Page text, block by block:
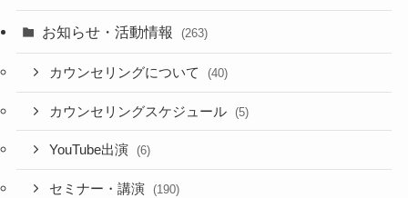
お知らせ・活動情報 (263)
カウンセリングについて (40)
カウンセリングスケジュール (5)
YouTube出演 (6)
セミナー・講演 (190)